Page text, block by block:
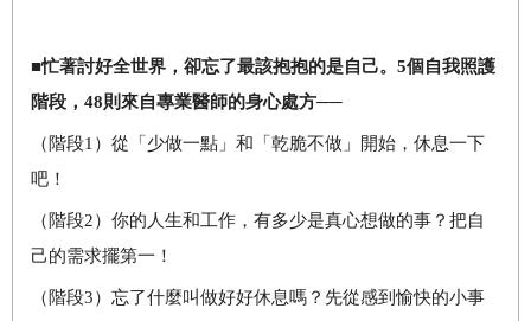
■忙著討好全世界，卻忘了最該抱抱的是自己。5個自我照護
階段，48則來自專業醫師的身心處方──
（階段1）從「少做一點」和「乾脆不做」開始，休息一下
吧！
（階段2）你的人生和工作，有多少是真心想做的事？把自
己的需求擺第一！
（階段3）忘了什麼叫做好好休息嗎？先從感到愉快的小事